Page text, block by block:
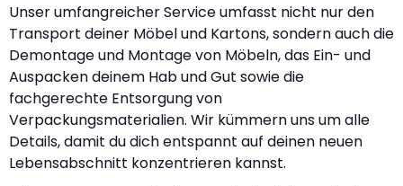
Unser umfangreicher Service umfasst nicht nur den
Transport deiner Möbel und Kartons, sondern auch die
Demontage und Montage von Möbeln, das Ein- und
Auspacken deinem Hab und Gut sowie die
fachgerechte Entsorgung von
Verpackungsmaterialien. Wir kümmern uns um alle
Details, damit du dich entspannt auf deinen neuen
Lebensabschnitt konzentrieren kannst.